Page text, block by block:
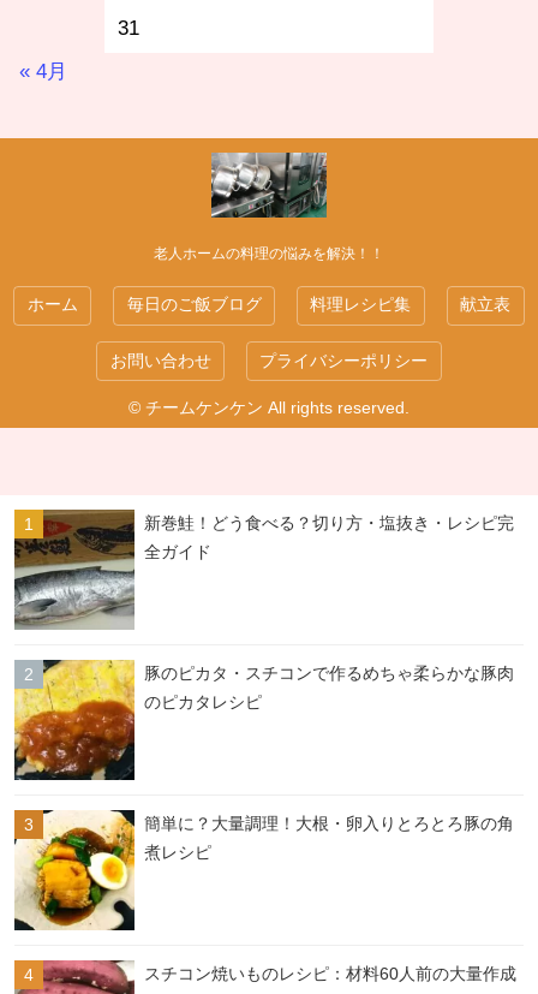
31
« 4月
老人ホームの料理の悩みを解決！！
ホーム 毎日のご飯ブログ 料理レシピ集 献立表
お問い合わせ プライバシーポリシー
© チームケンケン All rights reserved.
新巻鮭！どう食べる？切り方・塩抜き・レシピ完
全ガイド
豚のピカタ・スチコンで作るめちゃ柔らかな豚肉
のピカタレシピ
簡単に？大量調理！大根・卵入りとろとろ豚の角
煮レシピ
スチコン焼いものレシピ：材料60人前の大量作成